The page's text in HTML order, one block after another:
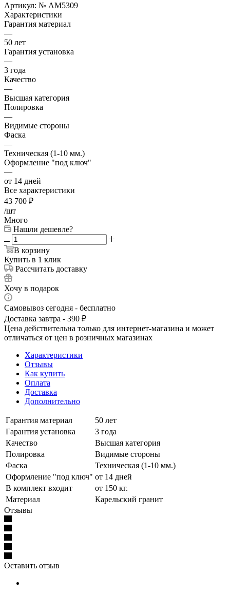
Артикул: № AM5309
Характеристики
Гарантия материал
—
50 лет
Гарантия установка
—
3 года
Качество
—
Высшая категория
Полировка
—
Видимые стороны
Фаска
—
Техническая (1-10 мм.)
Оформление "под ключ"
—
от 14 дней
Все характеристики
43 700 ₽
/шт
Много
Нашли дешевле?
В корзину
Купить в 1 клик
Рассчитать доставку
Хочу в подарок
Самовывоз сегодня - бесплатно
Доставка завтра - 390 ₽
Цена действительна только для интернет-магазина и может
отличаться от цен в розничных магазинах
Характеристики
Отзывы
Как купить
Оплата
Доставка
Дополнительно
Гарантия материал
50 лет
Гарантия установка
3 года
Качество
Высшая категория
Полировка
Видимые стороны
Фаска
Техническая (1-10 мм.)
Оформление "под ключ" от 14 дней
В комплект входит
от 150 кг.
Материал
Карельский гранит
Отзывы
Оставить отзыв